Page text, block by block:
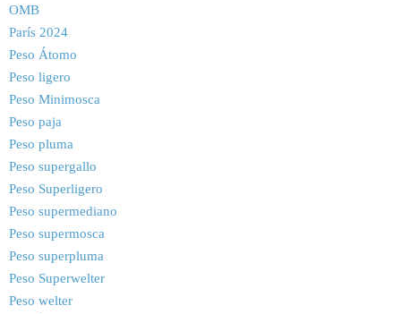
OMB
París 2024
Peso Átomo
Peso ligero
Peso Minimosca
Peso paja
Peso pluma
Peso supergallo
Peso Superligero
Peso supermediano
Peso supermosca
Peso superpluma
Peso Superwelter
Peso welter